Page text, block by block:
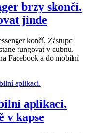
brzy skončí.
jinde
končí. Zástupci
fungovat v dubnu.
Facebook a do mobilní
aplikaci.
v kapse